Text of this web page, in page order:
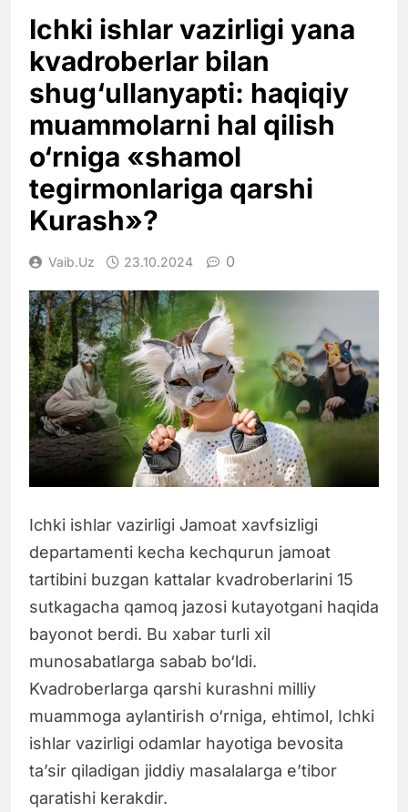
Ichki ishlar vazirligi yana
kvadroberlar bilan
shug‘ullanyapti: haqiqiy
muammolarni hal qilish
o‘rniga «shamol
tegirmonlariga qarshi
Kurash»?
Vaib.uz 23.10.2024 0
Ichki ishlar vazirligi Jamoat xavfsizligi
departamenti kecha kechqurun jamoat
tartibini buzgan kattalar kvadroberlarini 15
sutkagacha qamoq jazosi kutayotgani haqida
bayonot berdi. Bu xabar turli xil
munosabatlarga sabab bo‘ldi.
Kvadroberlarga qarshi kurashni milliy
muammoga aylantirish o‘rniga, ehtimol, Ichki
ishlar vazirligi odamlar hayotiga bevosita
ta’sir qiladigan jiddiy masalalarga e’tibor
qaratishi kerakdir.